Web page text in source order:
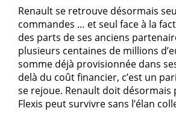
Renault se retrouve désormais
commandes … et seul face à la
des parts de ses anciens
plusieurs centaines de millions
somme déjà provisionnée dans
delà du coût financier, c’est un
se rejoue. Renault doit désormais
Flexis peut survivre sans l’élan